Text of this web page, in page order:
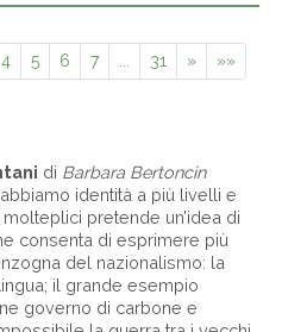
4 5 6 7 31 » »»
di Barbara Bertoncin
identità a più livelli e
pretende un’idea di
consenta di esprimere più
del nazionalismo: la
il grande esempio
governo di carbone e